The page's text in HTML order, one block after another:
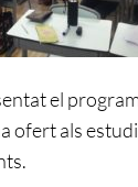
el
ofert als